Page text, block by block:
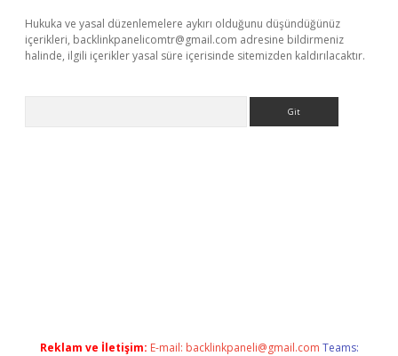
Hukuka ve yasal düzenlemelere aykırı olduğunu düşündüğünüz
içerikleri, backlinkpanelicomtr@gmail.com adresine bildirmeniz
halinde, ilgili içerikler yasal süre içerisinde sitemizden kaldırılacaktır.
Reklam ve İletişim: E-mail: backlinkpaneli@gmail.com Teams: